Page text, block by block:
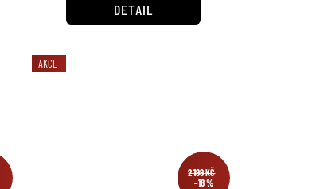
DETAIL
AKCE
2 199 KČ
–18 %